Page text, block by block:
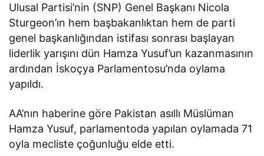
Ulusal Partisi’nin (SNP) Genel Başkanı Nicola
Sturgeon’ın hem başbakanlıktan hem de parti
genel başkanlığından istifası sonrası başlayan
liderlik yarışını dün Hamza Yusuf’un kazanmasının
ardından İskoçya Parlamentosu’nda oylama
yapıldı.
AA’nın haberine göre Pakistan asıllı Müslüman
Hamza Yusuf, parlamentoda yapılan oylamada 71
oyla mecliste çoğunluğu elde etti.